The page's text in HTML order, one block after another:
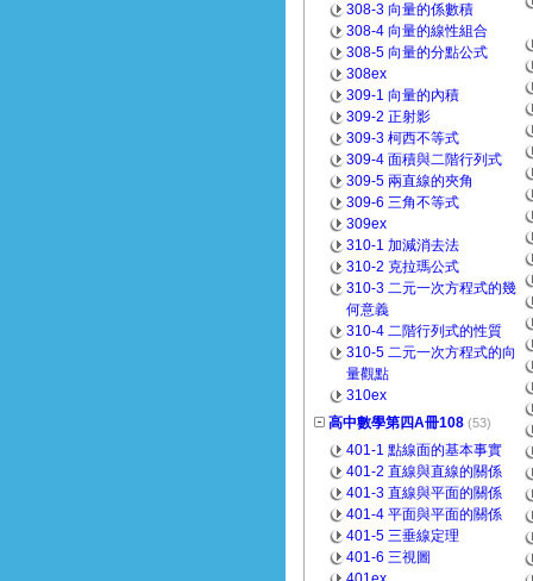
308-3 向量的係數積
308-4 向量的線性組合
308-5 向量的分點公式
308ex
309-1 向量的內積
309-2 正射影
309-3 柯西不等式
309-4 面積與二階行列式
309-5 兩直線的夾角
309-6 三角不等式
309ex
310-1 加減消去法
310-2 克拉瑪公式
310-3 二元一次方程式的幾
何意義
310-4 二階行列式的性質
310-5 二元一次方程式的向
量觀點
310ex
高中數學第四A冊108 (53)
401-1 點線面的基本事實
401-2 直線與直線的關係
401-3 直線與平面的關係
401-4 平面與平面的關係
401-5 三垂線定理
401-6 三視圖